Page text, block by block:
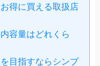
得に買える取扱店
容量はどれくら
目指すならシンプ